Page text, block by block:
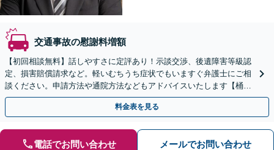
交通事故の慰謝料増額
【初回相談無料】話しやすさに定評あり！示談交渉、後遺障害等級認
定、損害賠償請求など。軽いむちうち症状でもいますぐ弁護士にご相
談ください。申請方法や通院方法などもアドバイスいたします【桶川
駅6分】【オンライン相談OK】【LINE連携可】
料金表を見る
電話でお問い合わせ メールでお問い合わせ